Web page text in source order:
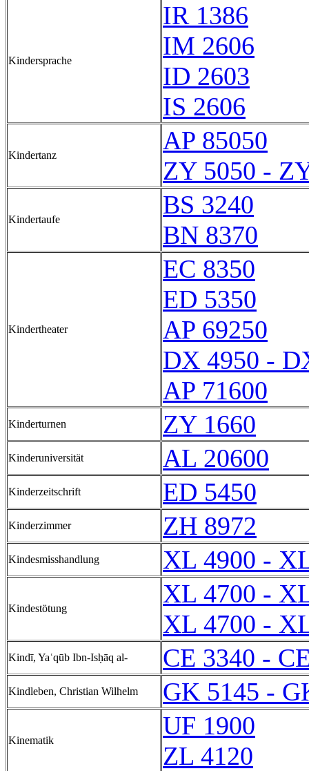
Kindersprache
IR 1386
IM 2606
ID 2603
IS 2606
Kindertanz
AP 85050
ZY 5050 -
Kindertaufe
BS 3240
BN 8370
Kindertheater
EC 8350
ED 5350
AP 69250
DX 4950 -
AP 71600
Kinderturnen ZY 1660
Kinderuniversität AL 20600
Kinderzeitschrift ED 5450
Kinderzimmer ZH 8972
Kindesmisshandlung XL 4900 -
Kindestötung
XL 4700 -
XL 4700 -
Kindī, Yaʿqūb Ibn-Isḥāq al- CE 3340 -
Kindleben, Christian Wilhelm GK 5145 -
Kinematik
UF 1900
ZL 4120